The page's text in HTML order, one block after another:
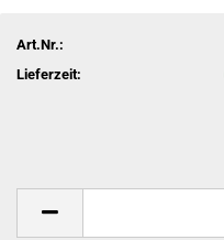
Art.Nr.:
Lieferzeit: